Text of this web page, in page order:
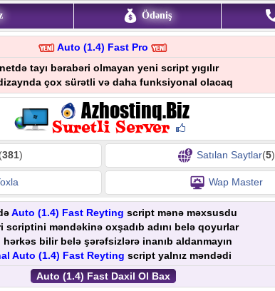
Ödəniş
Auto (1.4) Fast Pro
tayı bərabəri olmayan yeni script yıgılır
çox sürətli və daha funksiyonal olacaq
(381) Satılan Saytlar(5)
Wap Master
Auto (1.4) Fast Reyting script mənə məxsusdu
scriptini məndəkinə oxşadıb adını belə qoyurlar
hərkəs bilir belə şərəfsizlərə inanıb aldanmayın
Auto (1.4) Fast Reyting script yalnız məndədi
Auto (1.4) Fast Daxil Ol Bax